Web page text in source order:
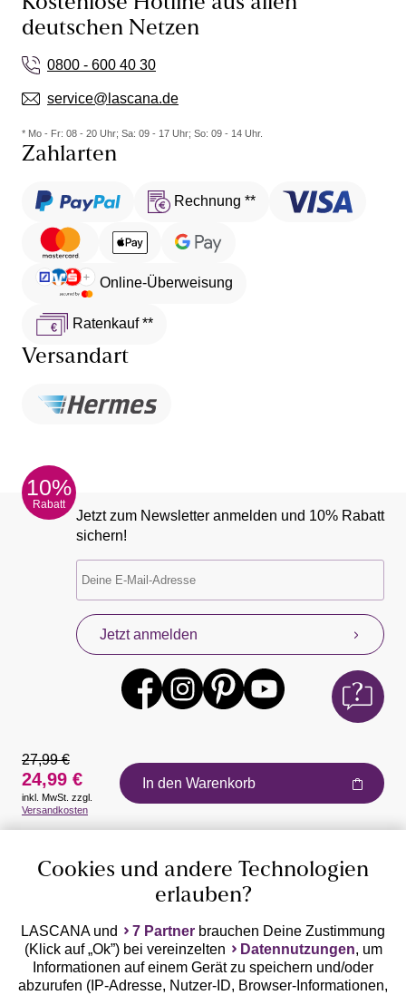
deutschen Netzen
0800 - 600 40 30
service@lascana.de
* Mo - Fr: 08 - 20 Uhr; Sa: 09 - 17 Uhr; So: 09 - 14 Uhr.
Zahlarten
Rechnung **
Online-Überweisung
Ratenkauf **
Versandart
10%
Rabatt
Jetzt zum Newsletter anmelden und 10% Rabatt
sichern!
Jetzt anmelden
Auszeichnungen
Geprüfte Sicherheit
27,99 €
24,99 €
inkl. MwSt. zzgl.
Versandkosten
In den Warenkorb
Cookies und andere Technologien
erlauben?
LASCANA und 7 Partner brauchen Deine Zustimmung
(Klick auf „Ok”) bei vereinzelten
Datennutzungen, um
Informationen auf einem Gerät zu speichern und/oder
abzurufen (IP-Adresse, Nutzer-ID, Browser-Informationen,